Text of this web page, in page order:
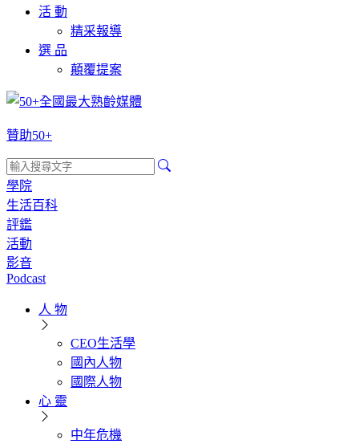
活 動
精采報導
選 品
顛覆提案
贊助50+
學院
生活百科
評鑑
活動
影音
Podcast
人 物
CEO生活學
國內人物
國際人物
心 靈
中年危機